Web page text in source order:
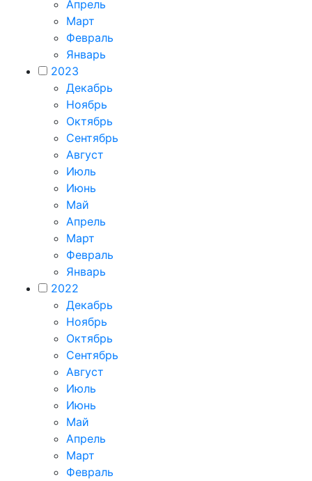
Апрель
Март
Февраль
Январь
2023
Декабрь
Ноябрь
Октябрь
Сентябрь
Август
Июль
Июнь
Май
Апрель
Март
Февраль
Январь
2022
Декабрь
Ноябрь
Октябрь
Сентябрь
Август
Июль
Июнь
Май
Апрель
Март
Февраль